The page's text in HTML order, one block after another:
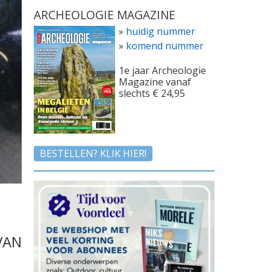
ARCHEOLOGIE MAGAZINE
» huidig nummer
» komend nummer
1e jaar Archeologie
Magazine vanaf
slechts € 24,95
BESTELLEN? KLIK HIER!